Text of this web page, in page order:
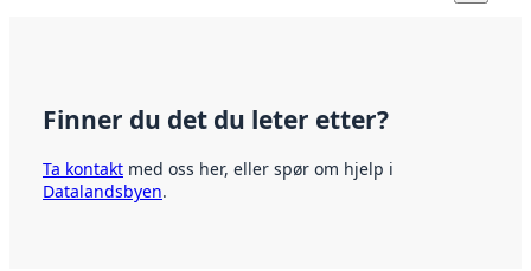
Finner du det du leter etter?
Ta kontakt med oss her, eller spør om hjelp i
Datalandsbyen.